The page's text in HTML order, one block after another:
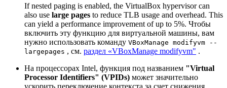
If nested paging is enabled, the VirtualBox hypervisor can
also use large pages to reduce TLB usage and overhead. This
can yield a performance improvement of up to 5%. Чтобы
включить эту функцию для виртуальной машины, вам
нужно использовать команду VBoxManage modifyvm --
largepages , см. раздел «VBoxManage modifyvm" .
На процессорах Intel, функция под названием "Virtual
Processor Identifiers" (VPIDs) может значительно
ускорить переключение контекста за счет снижения